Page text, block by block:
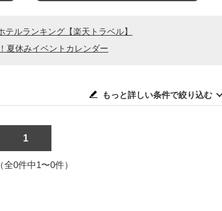
ルランキング【楽天トラベル】
夏休みイベントカレンダー
もっと詳しい条件で絞り込む
1
全0件中1〜0件）